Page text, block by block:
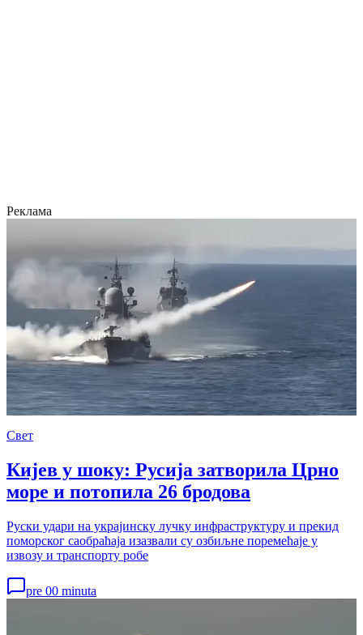
Реклама
Свет
Кијев у шоку: Русија затворила Црно
море и потопила 26 бродова
Руски удари на украјинску лучку инфраструктуру и прекид
поморског саобраћаја изазвали су озбиљне поремећаје у
извозу и транспорту робе
pre 00 minuta